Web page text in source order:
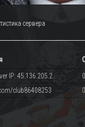
сервера
IP: 45.136.205.2... 0
club86408253
0